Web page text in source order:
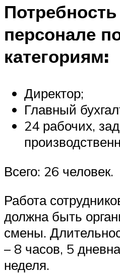
персонале
категориям:
Директор;
Главный
24 рабочих,
Всего: 26 человек.
Работа
должна быть
смены.
– 8 часов, 5
неделя.